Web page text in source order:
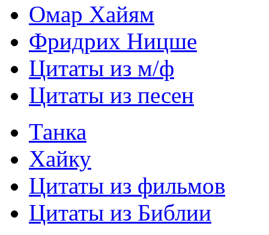
Омар Хайям
Фридрих Ницше
Цитаты из м/ф
Цитаты из песен
Танка
Хайку
Цитаты из фильмов
Цитаты из Библии